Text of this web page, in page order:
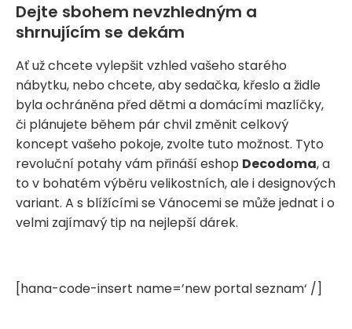
Dejte sbohem nevzhledným a
shrnujícím se dekám
Ať už chcete vylepšit vzhled vašeho starého
nábytku, nebo chcete, aby sedačka, křeslo a židle
byla ochráněna před dětmi a domácími mazlíčky,
či plánujete během pár chvil změnit celkový
koncept vašeho pokoje, zvolte tuto možnost. Tyto
revoluční potahy vám přináší eshop Decodoma, a
to v bohatém výběru velikostních, ale i designových
variant. A s blížícími se Vánocemi se může jednat i o
velmi zajímavý tip na nejlepší dárek.
[hana-code-insert name=’new portal seznam‘ /]